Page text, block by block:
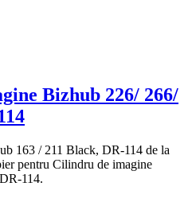
Bizhub 226/ 266/
163 / 211 Black, DR-114 de la
pentru Cilindru de imagine
114.